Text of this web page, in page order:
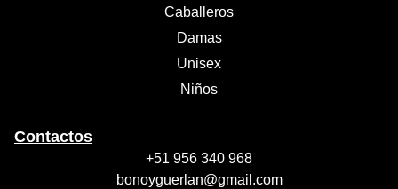
Caballeros
Damas
Unisex
Niños
Contactos
+51 956 340 968
bonoyguerlan@gmail.com